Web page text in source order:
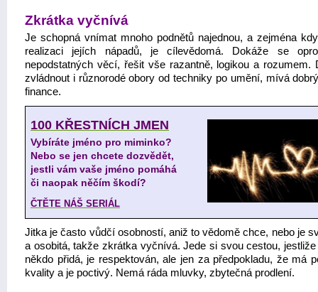
Zkrátka vyčnívá
Je schopná vnímat mnoho podnětů najednou, a zejména
realizaci jejích nápadů, je cílevědomá. Dokáže se
nepodstatných věcí, řešit vše razantně, logikou a rozumem.
zvládnout i různorodé obory od techniky po umění, mívá
finance.
100 KŘESTNÍCH JMEN
Vybíráte jméno pro miminko?
Nebo se jen chcete dozvědět,
jestli vám vaše jméno pomáhá
či naopak něčím škodí?
ČTĚTE NÁŠ SERIÁL
Jitka je často vůdčí osobností, aniž to vědomě chce, nebo je
a osobitá, takže zkrátka vyčnívá. Jede si svou cestou,
někdo přidá, je respektován, ale jen za předpokladu, že má
kvality a je poctivý. Nemá ráda mluvky, zbytečná prodlení.